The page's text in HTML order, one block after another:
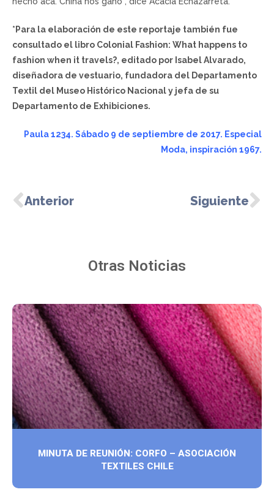
*Para la elaboración de este reportaje también fue
consultado el libro Colonial Fashion: What happens to
fashion when it travels?, editado por Isabel Alvarado,
diseñadora de vestuario, fundadora del Departamento
Textil del Museo Histórico Nacional y jefa de su
Departamento de Exhibiciones.
Paula 1234. Sábado 9 de septiembre de 2017. Especial
Moda, inspiración 1967.
Anterior Siguiente
Otras Noticias
MINUTA DE REUNIÓN: CORFO – ASOCIACIÓN
TEXTILES CHILE